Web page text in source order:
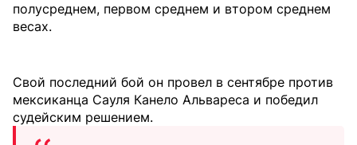
полусреднем, первом среднем и втором среднем
весах.
Свой последний бой он провел в сентябре против
мексиканца Сауля Канело Альвареса и победил
судейским решением.